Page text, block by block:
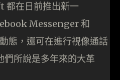
都在日前推出新一
Messenger 和
態，還可在進行視像通話
們所說是多年來的大革